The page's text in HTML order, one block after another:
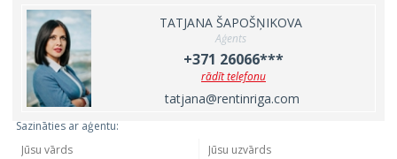
TATJANA ŠAPOŠŅIKOVA
Aģents
+371 26066***
rādīt telefonu
tatjana@rentinriga.com
Sazināties ar aģentu: